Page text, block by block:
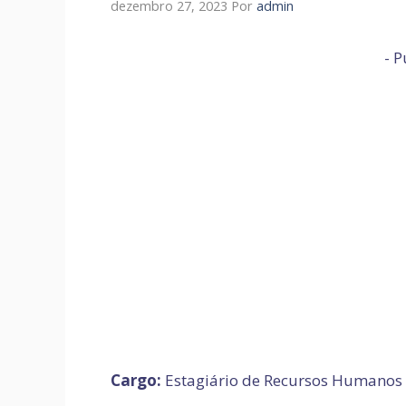
dezembro 27, 2023 Por admin
-
Cargo: Estagiário de Recursos Humanos